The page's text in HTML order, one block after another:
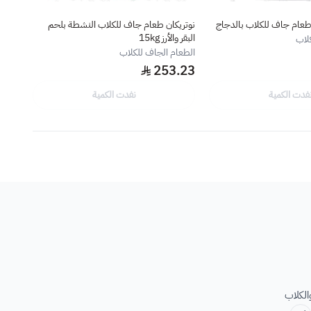
طعام جاف للكلاب بالدجاج
نفدت الكمية
نوتريكان طعام جاف للكلاب النشطة بلحم
البقر والأرز 15kg
الطعام الجاف للكلاب
253.23
نفدت الكمية